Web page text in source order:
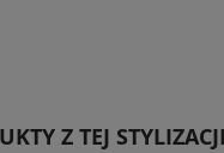
Z TEJ STYLIZACJI